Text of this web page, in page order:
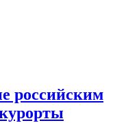
российским